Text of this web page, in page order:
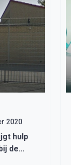
2020
hulp
de